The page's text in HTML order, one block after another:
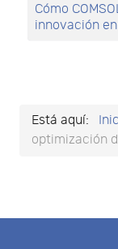
Cómo
innovación
Está aquí:
optimización